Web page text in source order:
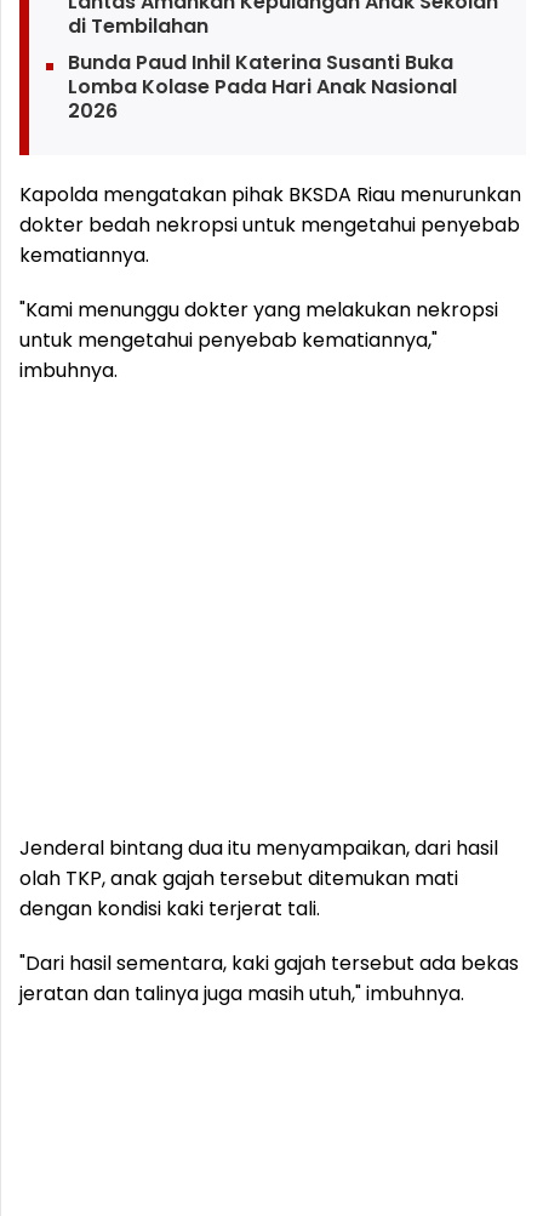
di Tembilahan
Bunda Paud Inhil Katerina Susanti Buka
Lomba Kolase Pada Hari Anak Nasional
2026
Kapolda mengatakan pihak BKSDA Riau menurunkan
dokter bedah nekropsi untuk mengetahui penyebab
kematiannya.
"Kami menunggu dokter yang melakukan nekropsi
untuk mengetahui penyebab kematiannya,"
imbuhnya.
Jenderal bintang dua itu menyampaikan, dari hasil
olah TKP, anak gajah tersebut ditemukan mati
dengan kondisi kaki terjerat tali.
"Dari hasil sementara, kaki gajah tersebut ada bekas
jeratan dan talinya juga masih utuh," imbuhnya.